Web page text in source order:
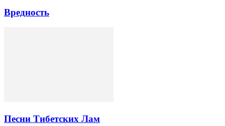
Вредность
Песни Тибетских Лам